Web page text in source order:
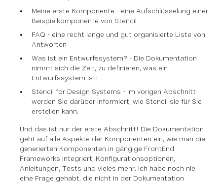
Meine erste Komponente - eine Aufschlüsselung einer
Beispielkomponente von Stencil
FAQ - eine recht lange und gut organisierte Liste von
Antworten
Was ist ein Entwurfssystem? - Die Dokumentation
nimmt sich die Zeit, zu definieren, was ein
Entwurfssystem ist!
Stencil for Design Systems - Im vorigen Abschnitt
werden Sie darüber informiert, wie Stencil sie für Sie
erstellen kann.
Und das ist nur der erste Abschnitt! Die Dokumentation
geht auf alle Aspekte der Komponenten ein, wie man die
generierten Komponenten in gängige FrontEnd
Frameworks integriert, Konfigurationsoptionen,
Anleitungen, Tests und vieles mehr. Ich habe noch nie
eine Frage gehabt, die nicht in der Dokumentation